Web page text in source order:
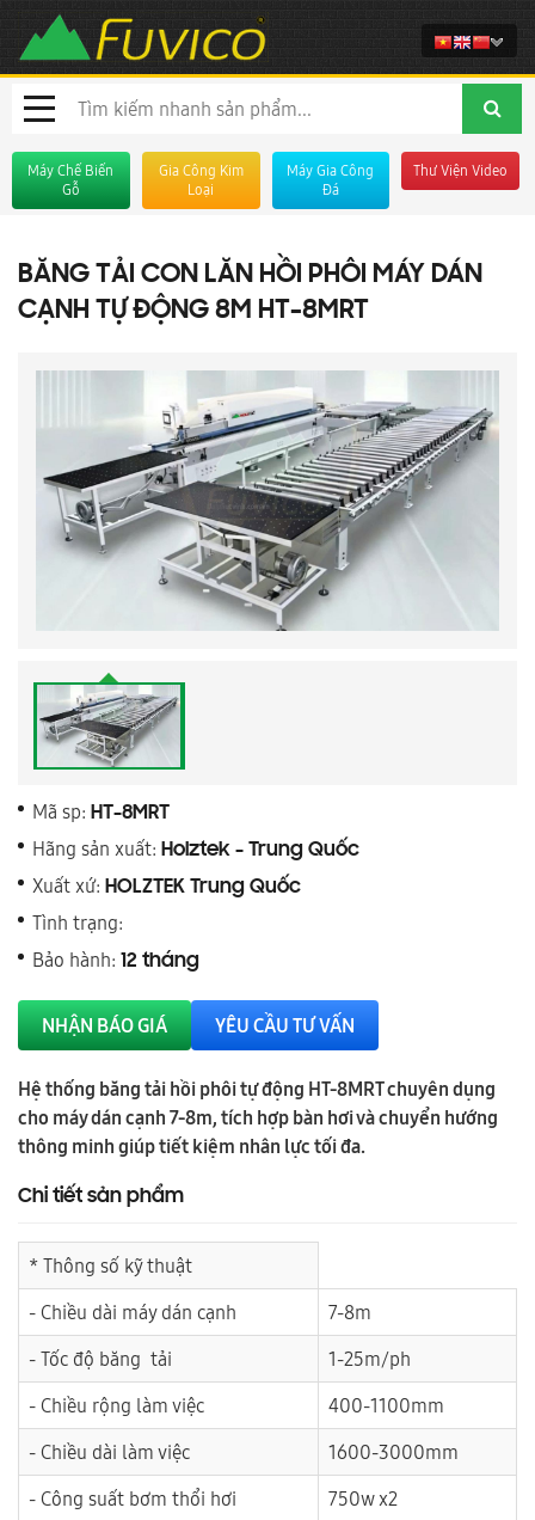
Máy Chế Biến
Gỗ
Gia Công Kim
Loại
Máy Gia Công
Đá
Thư Viện Video
BĂNG TẢI CON LĂN HỒI PHÔI MÁY DÁN
CẠNH TỰ ĐỘNG 8M HT-8MRT
Mã sp: HT-8MRT
Hãng sản xuất: Holztek - Trung Quốc
Xuất xứ: HOLZTEK Trung Quốc
Tình trạng:
Bảo hành: 12 tháng
NHẬN BÁO GIÁ YÊU CẦU TƯ VẤN
Hệ thống băng tải hồi phôi tự động HT-8MRT chuyên dụng
cho máy dán cạnh 7-8m, tích hợp bàn hơi và chuyển hướng
thông minh giúp tiết kiệm nhân lực tối đa.
Chi tiết sản phẩm
* Thông số kỹ thuật
- Chiều dài máy dán cạnh
7-8m
- Tốc độ băng tải
1-25m/ph
- Chiều rộng làm việc
400-1100mm
- Chiều dài làm việc
1600-3000mm
- Công suất bơm thổi hơi
750w x2